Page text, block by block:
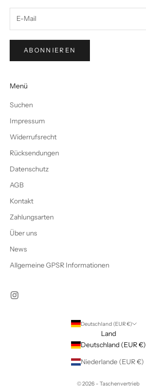
ABONNIEREN
Menü
Suchen
Impressum
Widerrufsrecht
Rücksendungen
Datenschutz
AGB
Kontakt
Zahlungsarten
Über uns
News
Allgemeine GPSR Informationen
Deutschland (EUR €)
Land
Deutschland (EUR €)
Niederlande (EUR €)
© 2026 - Taschenvertrieb